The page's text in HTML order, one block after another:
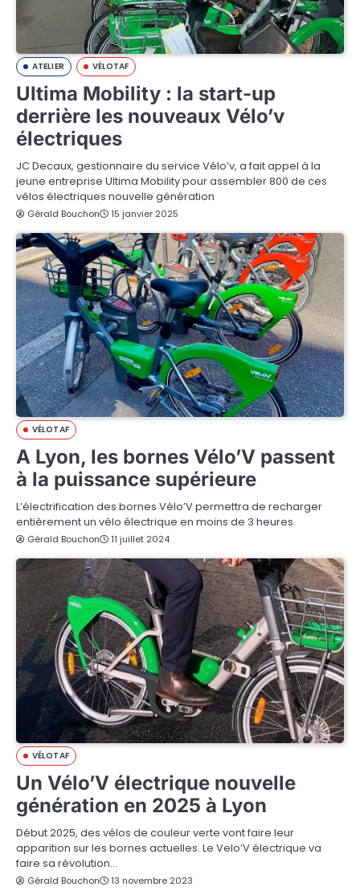
ATELIER VÉLOTAF
Ultima Mobility : la start-up
derrière les nouveaux Vélo’v
électriques
JC Decaux, gestionnaire du service Vélo’v, a fait appel à la
jeune entreprise Ultima Mobility pour assembler 800 de ces
vélos électriques nouvelle génération
Gérald Bouchon 15 janvier 2025
VÉLOTAF
A Lyon, les bornes Vélo’V passent
à la puissance supérieure
L’électrification des bornes Vélo’V permettra de recharger
entièrement un vélo électrique en moins de 3 heures.
Gérald Bouchon 11 juillet 2024
VÉLOTAF
Un Vélo’V électrique nouvelle
génération en 2025 à Lyon
Début 2025, des vélos de couleur verte vont faire leur
apparition sur les bornes actuelles. Le Velo’V électrique va
faire sa révolution…
Gérald Bouchon 13 novembre 2023